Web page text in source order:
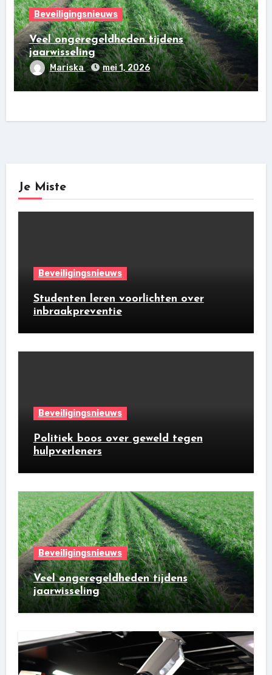
Beveiligingsnieuws
Veel ongeregeldheden tijdens
jaarwisseling
Mariska mei 1, 2026
Je Miste
Beveiligingsnieuws
Studenten leren voorlichten over
inbraakpreventie
Beveiligingsnieuws
Politiek boos over geweld tegen
hulpverleners
Beveiligingsnieuws
Veel ongeregeldheden tijdens
jaarwisseling